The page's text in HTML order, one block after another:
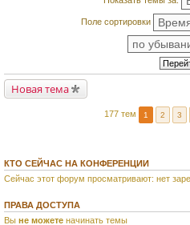
Поле сортировки
Новая тема
177 тем 1 2 3
КТО СЕЙЧАС НА КОНФЕРЕНЦИИ
Сейчас этот форум просматривают: нет
ПРАВА ДОСТУПА
Вы не можете начинать темы